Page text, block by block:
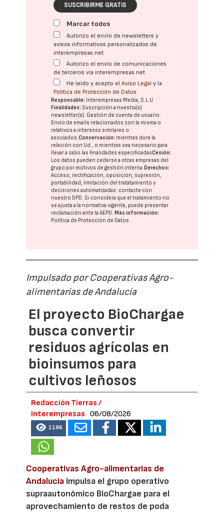
SUSCRIBIRME GRATIS
Marcar todos
Autorizo el envío de newsletters y
avisos informativos personalizados de
interempresas.net
Autorizo el envío de comunicaciones
de terceros vía interempresas.net
He leído y acepto elAviso Legal y la
Política de Protección de Datos
Responsable: Interempresas Media, S.L.U.
Finalidades: Suscripción a nuestra(s)
newsletter(s). Gestión de cuenta de usuario.
Envío de emails relacionados con la misma o
relativos a intereses similares o
asociados.Conservación: mientras dure la
relación con Ud., o mientras sea necesario para
llevar a cabo las finalidades especificadasCesión:
Los datos pueden cederse a otras empresas del
grupo por motivos de gestión interna.Derechos:
Acceso, rectificación, oposición, supresión,
portabilidad, limitación del tratatamiento y
decisiones automatizadas: contacte con
nuestro DPD. Si considera que el tratamiento no
se ajusta a la normativa vigente, puede presentar
reclamación ante laAEPD.Más información:
Política de Protección de Datos
Impulsado por Cooperativas Agro-
alimentarias de Andalucía
El proyecto BioChargae
busca convertir
residuos agrícolas en
bioinsumos para
cultivos leñosos
Redacción Tierras /
Interempresas
06/08/2026
1196
Cooperativas Agro-alimentarias de
Andalucía impulsa el grupo operativo
supraautonómico BioChargae para el
aprovechamiento de restos de poda